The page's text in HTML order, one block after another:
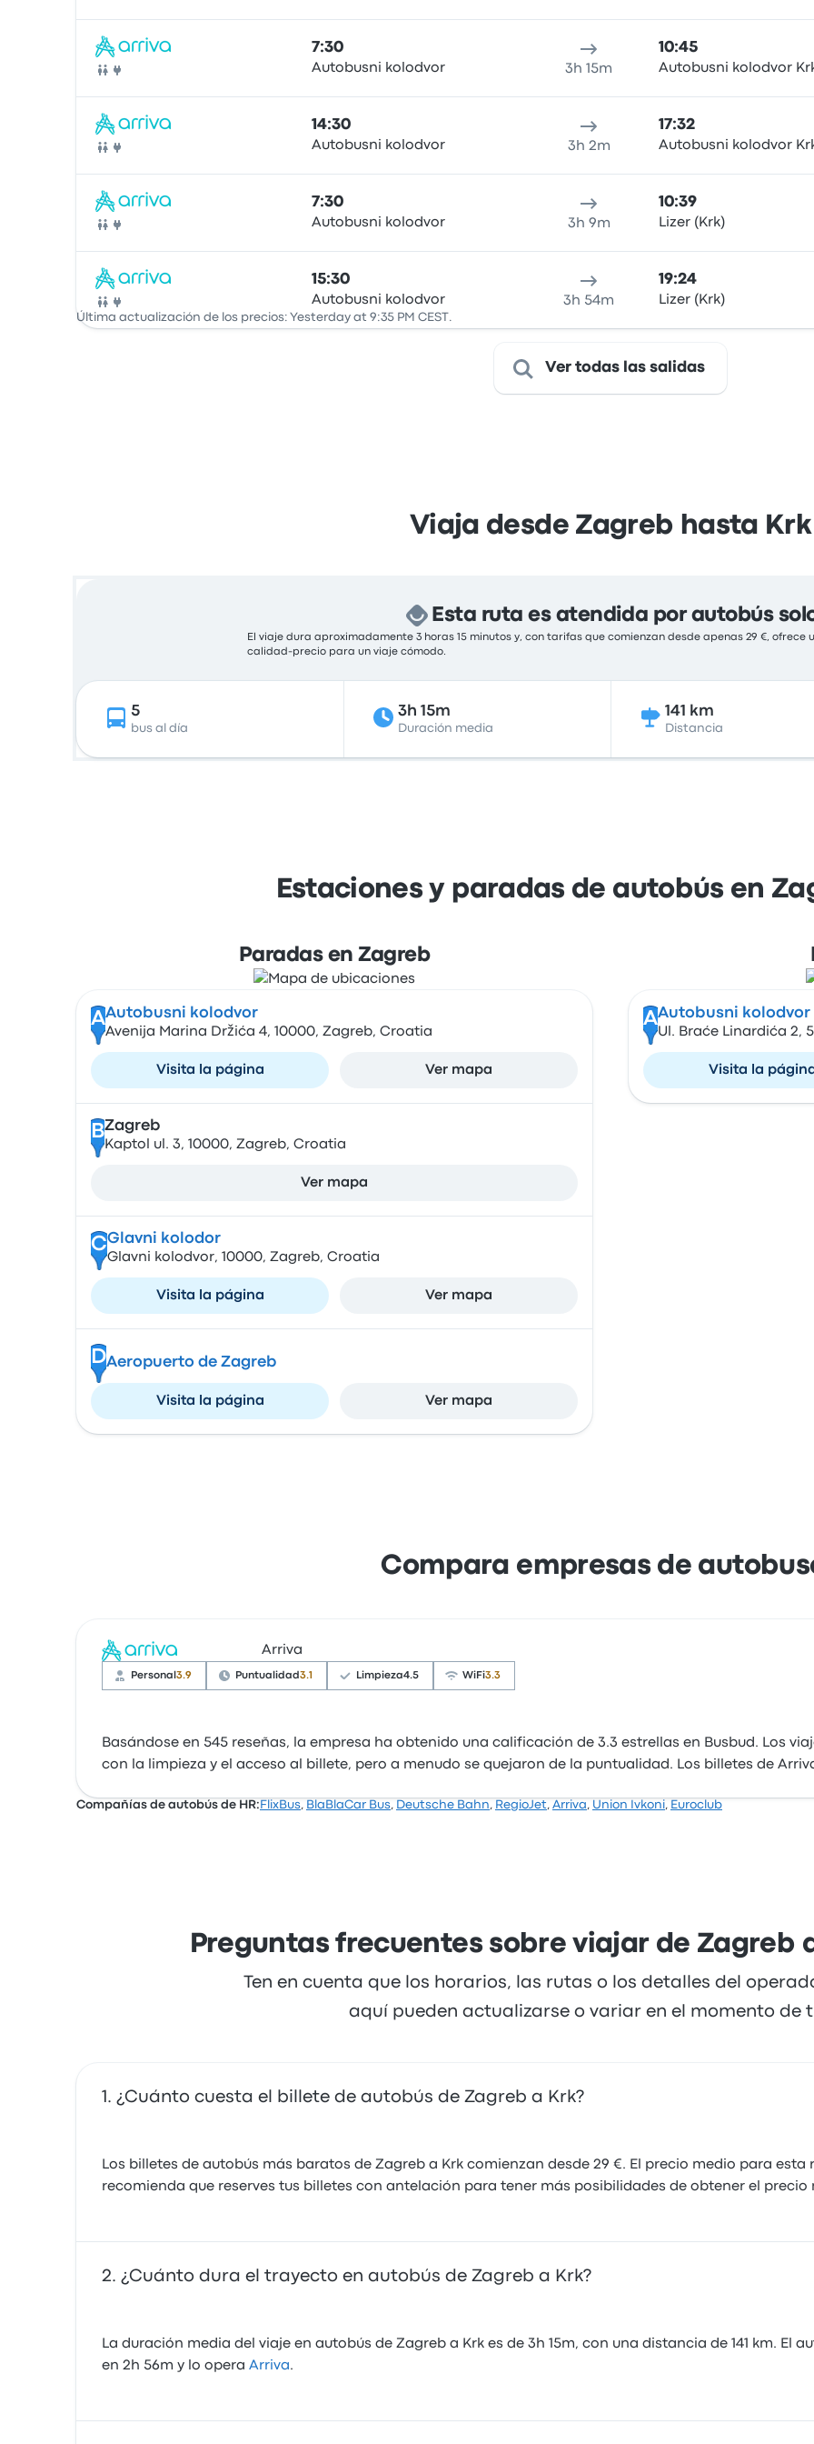
Autobús
7:30
Autobusni kolodvor 3h 15m
10:45
Autobusni kolodvor
Autobús
14:30
Autobusni kolodvor 3h 2m
17:32
Autobusni kolodvor
Autobús
7:30
Autobusni kolodvor 3h 9m
10:39
Lizer (Krk)
Autobús
15:30
Autobusni kolodvor 3h 54m
19:24
Lizer (Krk)
Última actualización de los precios: Yesterday at 9:35 PM CEST.
Ver todas las salidas
Viaja desde Zagreb hasta Krk
Esta ruta es atendida por autobús
El viaje dura aproximadamente 3 horas 15 minutos y, con tarifas que comienzan desde apenas 29 €, ofrece
calidad-precio para un viaje cómodo.
5
bus al día
3h 15m
Duración media
141 km
Distancia
Estaciones y paradas de autobús en
Paradas en Zagreb
AAutobusni kolodvor
Avenija Marina Držića 4, 10000, Zagreb, Croatia
Visita la página Ver mapa
BZagreb
Kaptol ul. 3, 10000, Zagreb, Croatia
Ver mapa
CGlavni kolodor
Glavni kolodvor, 10000, Zagreb, Croatia
Visita la página Ver mapa
DAeropuerto de Zagreb
Visita la página Ver mapa
AAutobusni kolodvor
Ul. Braće Linardića 2,
Visita la
Compara empresas de
Arriva
Personal 3.9 Puntualidad 3.1 Limpieza4.5 WiFi3.3
Basándose en 545 reseñas, la empresa ha obtenido una calificación de 3.3 estrellas en Busbud. Los
con la limpieza y el acceso al billete, pero a menudo se quejaron de la puntualidad. Los billetes de
Compañías de autobús de HR: FlixBus, BlaBlaCar Bus, Deutsche Bahn, RegioJet, Arriva, Union Ivkoni, Euroclub
Preguntas frecuentes sobre viajar de Zagreb
Ten en cuenta que los horarios, las rutas o los detalles del
aquí pueden actualizarse o variar en el momento de
¿Cuánto cuesta el billete de autobús de Zagreb a Krk?
Los billetes de autobús más baratos de Zagreb a Krk comienzan desde 29 €. El precio medio para esta
recomienda que reserves tus billetes con antelación para tener más posibilidades de obtener el precio
¿Cuánto dura el trayecto en autobús de Zagreb a Krk?
La duración media del viaje en autobús de Zagreb a Krk es de 3h 15m, con una distancia de 141 km. El
en 2h 56m y lo opera Arriva.